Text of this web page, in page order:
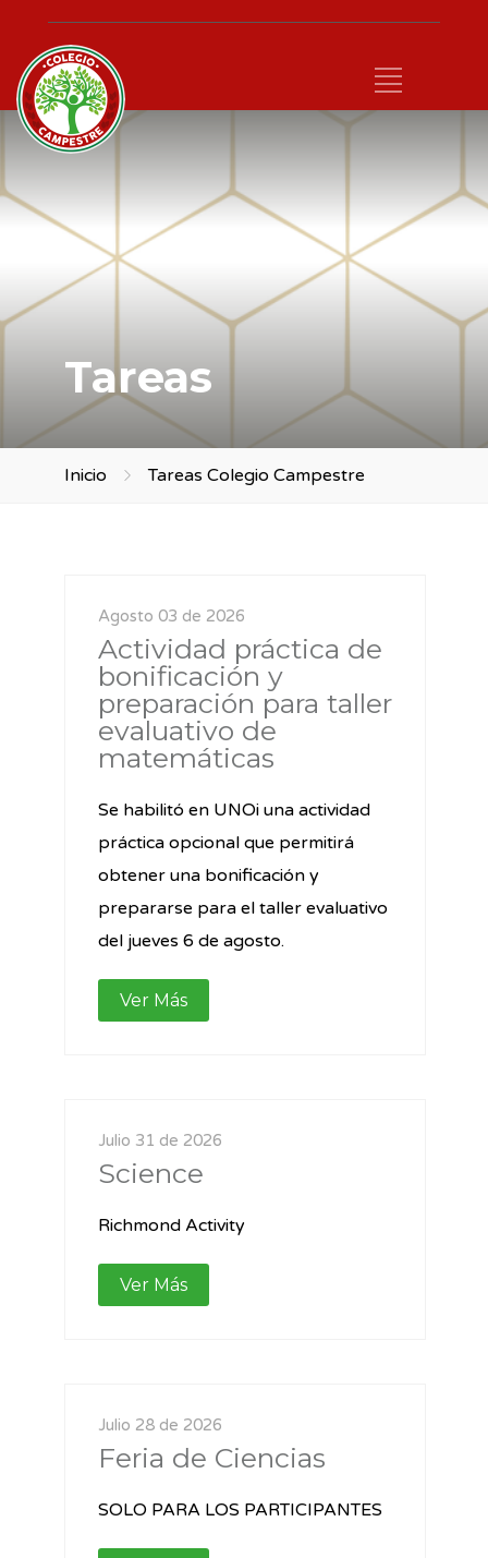
Tareas
Inicio Tareas Colegio Campestre
Agosto 03 de 2026
Actividad práctica de
bonificación y
preparación para taller
evaluativo de
matemáticas
Se habilitó en UNOi una actividad
práctica opcional que permitirá
obtener una bonificación y
prepararse para el taller evaluativo
del jueves 6 de agosto.
Ver Más
Julio 31 de 2026
Science
Richmond Activity
Ver Más
Julio 28 de 2026
Feria de Ciencias
SOLO PARA LOS PARTICIPANTES